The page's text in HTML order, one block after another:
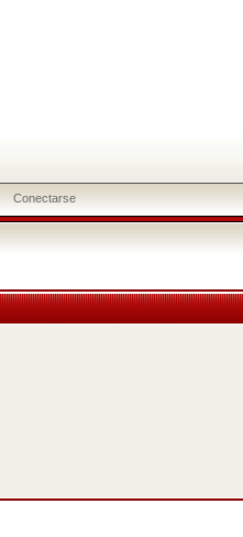
Conectarse